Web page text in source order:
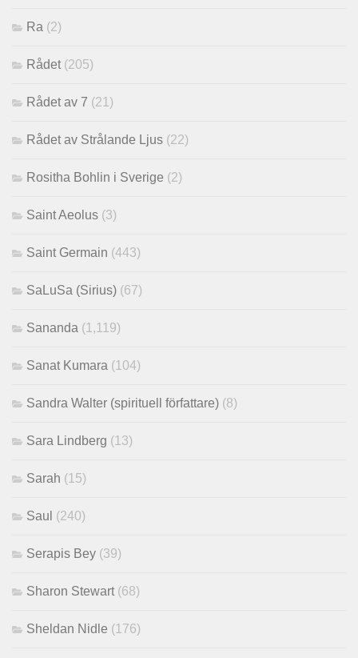
Ra (2)
Rådet (205)
Rådet av 7 (21)
Rådet av Strålande Ljus (22)
Rositha Bohlin i Sverige (2)
Saint Aeolus (3)
Saint Germain (443)
SaLuSa (Sirius) (67)
Sananda (1,119)
Sanat Kumara (104)
Sandra Walter (spirituell författare) (8)
Sara Lindberg (13)
Sarah (15)
Saul (240)
Serapis Bey (39)
Sharon Stewart (68)
Sheldan Nidle (176)